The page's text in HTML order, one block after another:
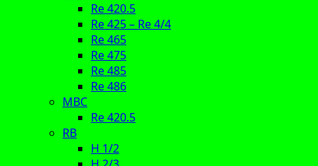
Re 420.5
Re 425 – Re 4/4
Re 465
Re 475
Re 485
Re 486
MBC
Re 420.5
RB
H 1/2